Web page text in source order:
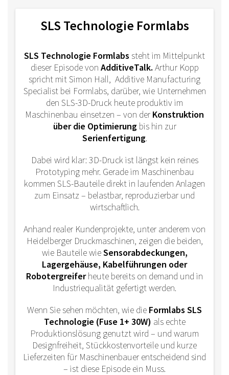
SLS Technologie Formlabs
SLS Technologie Formlabs steht im Mittelpunkt
dieser Episode von AdditiveTalk. Arthur Kopp
spricht mit Simon Hall, Additive Manufacturing
Specialist bei Formlabs, darüber, wie Unternehmen
den SLS-3D-Druck heute produktiv im
Maschinenbau einsetzen – von der Konstruktion
über die Optimierungbis hin zur
Serienfertigung.
Dabei wird klar: 3D-Druck ist längst kein reines
Prototyping mehr. Gerade im Maschinenbau
kommen SLS-Bauteile direkt in laufenden Anlagen
zum Einsatz – belastbar, reproduzierbar und
wirtschaftlich.
Anhand realer Kundenprojekte, unter anderem von
Heidelberger Druckmaschinen, zeigen die beiden,
wie Bauteile wieSensorabdeckungen,
Lagergehäuse, Kabelführungen oder
Robotergreiferheute bereits on demand und in
Industriequalität gefertigt werden.
Wenn Sie sehen möchten, wie die Formlabs SLS
Technologie (Fuse 1+ 30W) als echte
Produktionslösung genutzt wird – und warum
Designfreiheit, Stückkostenvorteile und kurze
Lieferzeiten für Maschinenbauer entscheidend sind
– ist diese Episode ein Muss.